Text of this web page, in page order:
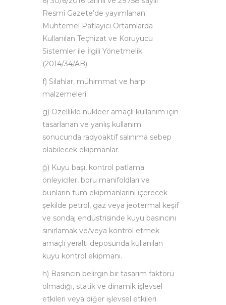
Resmî Gazete’de yayımlanan
Muhtemel Patlayıcı Ortamlarda
Kullanılan Teçhizat ve Koruyucu
Sistemler ile İlgili Yönetmelik
(2014/34/AB).
f) Silahlar, mühimmat ve harp
malzemeleri.
g) Özellikle nükleer amaçlı kullanım için
tasarlanan ve yanlış kullanım
sonucunda radyoaktif salınıma sebep
olabilecek ekipmanlar.
ğ) Kuyu başı, kontrol patlama
önleyiciler, boru manifoldları ve
bunların tüm ekipmanlarını içerecek
şekilde petrol, gaz veya jeotermal keşif
ve sondaj endüstrisinde kuyu basıncını
sınırlamak ve/veya kontrol etmek
amaçlı yeraltı deposunda kullanılan
kuyu kontrol ekipmanı.
h) Basıncın belirgin bir tasarım faktörü
olmadığı, statik ve dinamik işlevsel
etkileri veya diğer işlevsel etkileri